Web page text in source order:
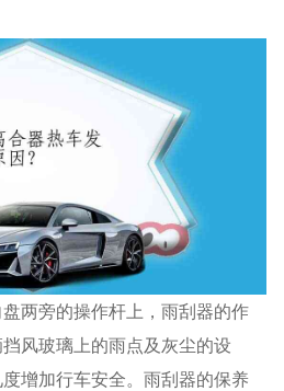
两旁的操作杆上，雨刮器的作
风玻璃上的雨点及灰尘的设
增加行车安全。雨刮器的保养